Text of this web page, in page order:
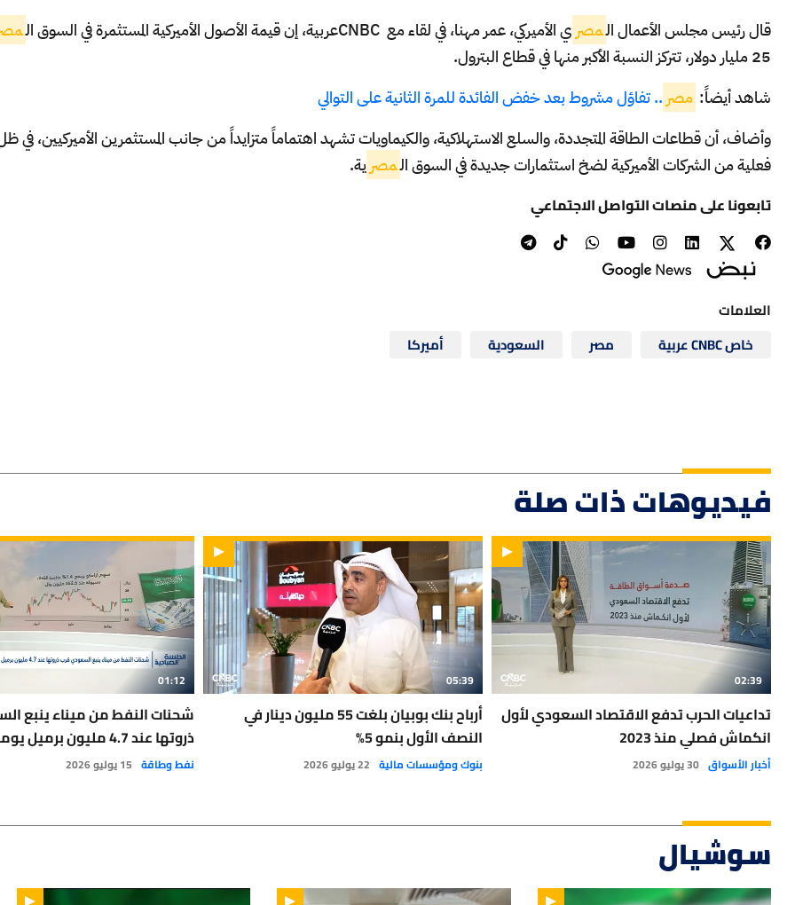
قال رئيس مجلس الأعمال المصر ي الأميركي، عمر مهنا، في لقاء مع CNBCعربية، إن قيمة الأصول الأميركية المستثمرة في السوق ال
25 مليار دولار، تتركز النسبة الأكبر منها في قطاع البترول.
شاهد أيضاً: مصر .. تفاؤل مشروط بعد خفض الفائدة للمرة الثانية على التوالي
وأضاف، أن قطاعات الطاقة المتجددة، والسلع الاستهلاكية، والكيماويات تشهد اهتماماً متزايداً من جانب المستثمرين الأميركيين، في
فعلية من الشركات الأميركية لضخ استثمارات جديدة في السوق المصر ية.
تابعونا على منصات التواصل الاجتماعي
العلامات
خاص CNBC عربية
مصر السعودية أميركا
فيديوهات ذات صلة
02:39
تداعيات الحرب تدفع الاقتصاد السعودي لأول
انكماش فصلي منذ 2023
أخبار الأسواق 30 يوليو 2026
05:39
أرباح بنك بوبيان بلغت 55 مليون دينار في
النصف الأول بنمو 5%
بنوك ومؤسسات مالية 22 يوليو 2026
01:12
شحنات النفط من ميناء ينبع
ذروتها عند 4.7 مليون برميل يومياً
نفط وطاقة 15 يوليو 2026
سوشيال